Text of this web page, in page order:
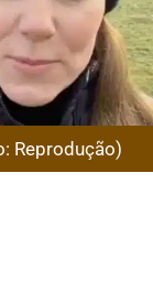
Reprodução)